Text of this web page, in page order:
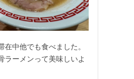
在中他でも食べました。
ラーメンって美味しいよ